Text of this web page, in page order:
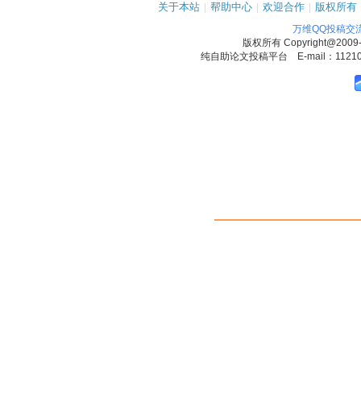
关于本站 | 帮助中心 | 欢迎合作 | 版权所有
万维QQ投稿交
版权所有
纯自助论文投稿平台 E-mail：